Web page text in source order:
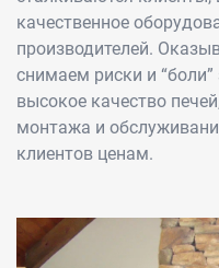
качественное
производителей.
снимаем риски и
высокое качество
монтажа и
клиентов ценам.